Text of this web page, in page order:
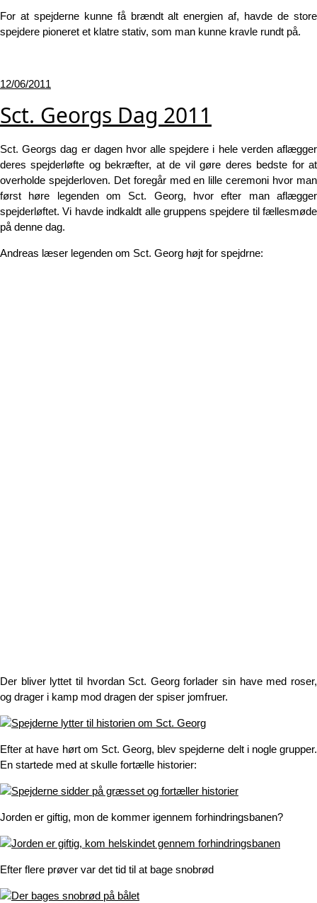
For at spejderne kunne få brændt alt energien af, havde de store
spejdere pioneret et klatre stativ, som man kunne kravle rundt på.
Udgivet
12/06/2011
Sct. Georgs Dag 2011
Sct. Georgs dag er dagen hvor alle spejdere i hele verden aflægger
deres spejderløfte og bekræfter, at de vil gøre deres bedste for at
overholde spejderloven. Det foregår med en lille ceremoni hvor man
først høre legenden om Sct. Georg, hvor efter man aflægger
spejderløftet. Vi havde indkaldt alle gruppens spejdere til fællesmøde
på denne dag.
Andreas læser legenden om Sct. Georg højt for spejdrne:
Der bliver lyttet til hvordan Sct. Georg forlader sin have med roser,
og drager i kamp mod dragen der spiser jomfruer.
Efter at have hørt om Sct. Georg, blev spejderne delt i nogle grupper.
En startede med at skulle fortælle historier:
Jorden er giftig, mon de kommer igennem forhindringsbanen?
Efter flere prøver var det tid til at bage snobrød